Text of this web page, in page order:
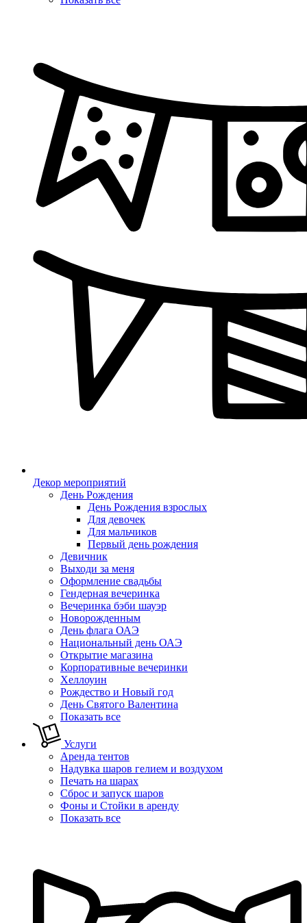
Декор мероприятий
День Рождения
День Рождения взрослых
Для девочек
Для мальчиков
Первый день рождения
Девичник
Выходи за меня
Оформление свадьбы
Гендерная вечеринка
Вечеринка бэби шауэр
Новорожденным
День флага ОАЭ
Национальный день ОАЭ
Открытие магазина
Корпоративные вечеринки
Хеллоуин
Рождество и Новый год
День Святого Валентина
Показать все
Услуги
Аренда тентов
Надувка шаров гелием и воздухом
Печать на шарах
Сброс и запуск шаров
Фоны и Стойки в аренду
Показать все